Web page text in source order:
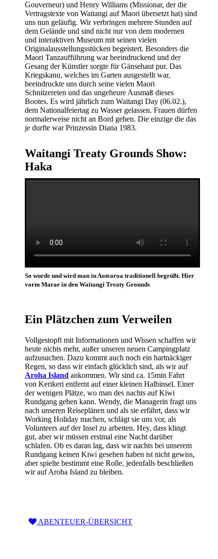
Gouverneur) und Henry Williams (Missionar, der die
Vertragstexte von Waitangi auf Maori übersetzt hat) sind
uns nun geläufig. Wir verbringen mehrere Stunden auf
dem Gelände und sind nicht nur von dem modernen
und interaktiven Museum mit seinen vielen
Originalausstellungsstücken begeistert. Besonders die
Maori Tanzaufführung war beeindruckend und der
Gesang der Künstler sorgte für Gänsehaut pur. Das
Kriegskanu, welches im Garten ausgestellt war,
beeindruckte uns durch seine vielen Maori
Schnitzereien und das ungeheure Ausmaß dieses
Bootes. Es wird jährlich zum Waitangi Day (06.02.),
dem Nationalfeiertag zu Wasser gelassen. Frauen dürfen
normalerweise nicht an Bord gehen. Die einzige die das
je durfte war Prinzessin Diana 1983.
Waitangi Treaty Grounds Show:
Haka
So wurde und wird man in Aotearoa traditionell begrüßt. Hier
vorm Marae in den Waitangi Treaty Grounds
Ein Plätzchen zum Verweilen
Vollgestopft mit Informationen und Wissen schaffen wir
heute nichts mehr, außer unseren neuen Campingplatz
aufzusuchen. Dazu kommt auch noch ein hartnäckiger
Regen, so dass wir einfach glücklich sind, als wir auf
Aroha Island ankommen. Wir sind ca. 15min Fahrt
von Kerikeri entfernt auf einer kleinen Halbinsel. Einer
der wenigen Plätze, wo man des nachts auf Kiwi
Rundgang gehen kann. Wendy, die Managerin fragt uns
nach unseren Reiseplänen und als sie erfährt, dass wir
Working Holiday machen, schlägt sie uns vor, als
Volunteers auf der Insel zu arbeiten. Hey, dass klingt
gut, aber wir müssen erstmal eine Nacht darüber
schlafen. Ob es daran lag, dass wir nachts bei unserem
Rundgang keinen Kiwi gesehen haben ist nicht gewiss,
aber spielte bestimmt eine Rolle, jedenfalls beschließen
wir auf Aroha Island zu bleiben.
ABENTEUER-ÜBERSICHT